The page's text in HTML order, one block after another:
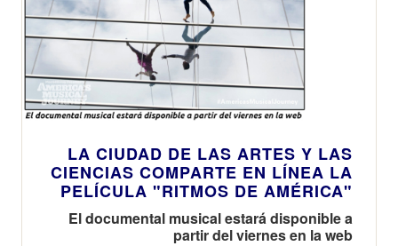
LA CIUDAD DE LAS ARTES Y LAS
CIENCIAS COMPARTE EN LÍNEA LA
PELÍCULA "RITMOS DE AMÉRICA"
El documental musical estará disponible a
partir del viernes en la web